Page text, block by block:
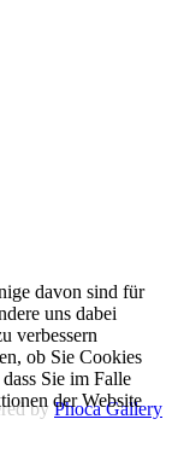
byPhoca Gallery
davon sind für
uns dabei
verbessern
ob Sie Cookies
Sie im Falle
der Website